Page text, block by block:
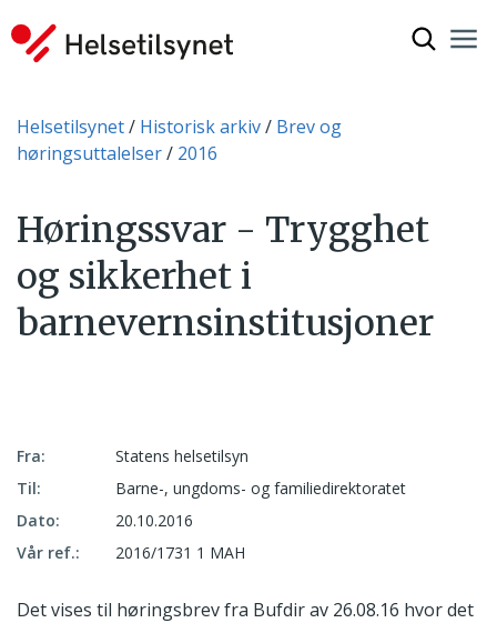
Du er her:
Helsetilsynet Historisk arkiv
Brev og
høringsuttalelser
2016
Høringssvar - Trygghet
og sikkerhet i
barnevernsinstitusjoner
Fra:
Statens helsetilsyn
Til:
Barne-, ungdoms- og familiedirektoratet
Dato:
20.10.2016
Vår ref.:
2016/1731 1 MAH
Det vises til høringsbrev fra Bufdir av 26.08.16 hvor det